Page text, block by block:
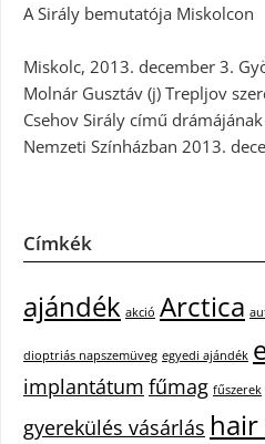
A Sirály bemutatója Miskolcon
Miskolc, 2013. december 3.
Molnár Gusztáv (j) Trepljov
Csehov Sirály című
Nemzeti Színházban 2013.
Címkék
ajándék akció Arctica
dioptriás napszemüveg egyedi ajándék
implantátum fűmag fűszerek
gyerekülés vásárlás